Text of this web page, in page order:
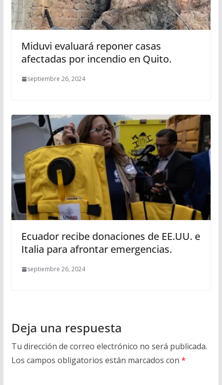
Miduvi evaluará reponer casas
afectadas por incendio en Quito.
septiembre 26, 2024
Ecuador recibe donaciones de EE.UU. e
Italia para afrontar emergencias.
septiembre 26, 2024
Deja una respuesta
Tu dirección de correo electrónico no será publicada.
Los campos obligatorios están marcados con *